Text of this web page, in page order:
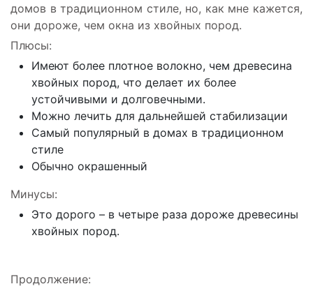
домов в традиционном стиле, но, как мне кажется,
они дороже, чем окна из хвойных пород.
Плюсы:
Имеют более плотное волокно, чем древесина
хвойных пород, что делает их более
устойчивыми и долговечными.
Можно лечить для дальнейшей стабилизации
Самый популярный в домах в традиционном
стиле
Обычно окрашенный
Минусы:
Это дорого – в четыре раза дороже древесины
хвойных пород.
Продолжение: